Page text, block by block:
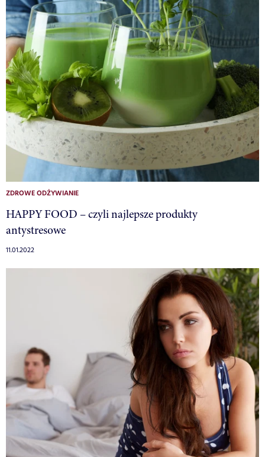
ZDROWE ODŻYWIANIE
HAPPY FOOD – czyli najlepsze produkty
antystresowe
11.01.2022